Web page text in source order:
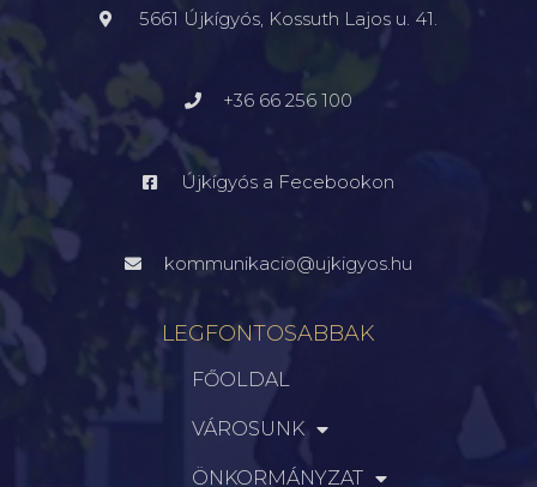
5661 Újkígyós, Kossuth Lajos u. 41.
+36 66 256 100
Újkígyós a Fecebookon
kommunikacio@ujkigyos.hu
LEGFONTOSABBAK
FŐOLDAL
VÁROSUNK
ÖNKORMÁNYZAT